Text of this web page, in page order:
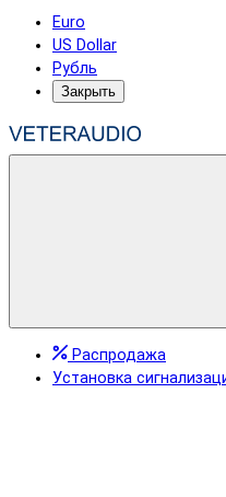
Euro
US Dollar
Рубль
Закрыть
Распродажа
Установка